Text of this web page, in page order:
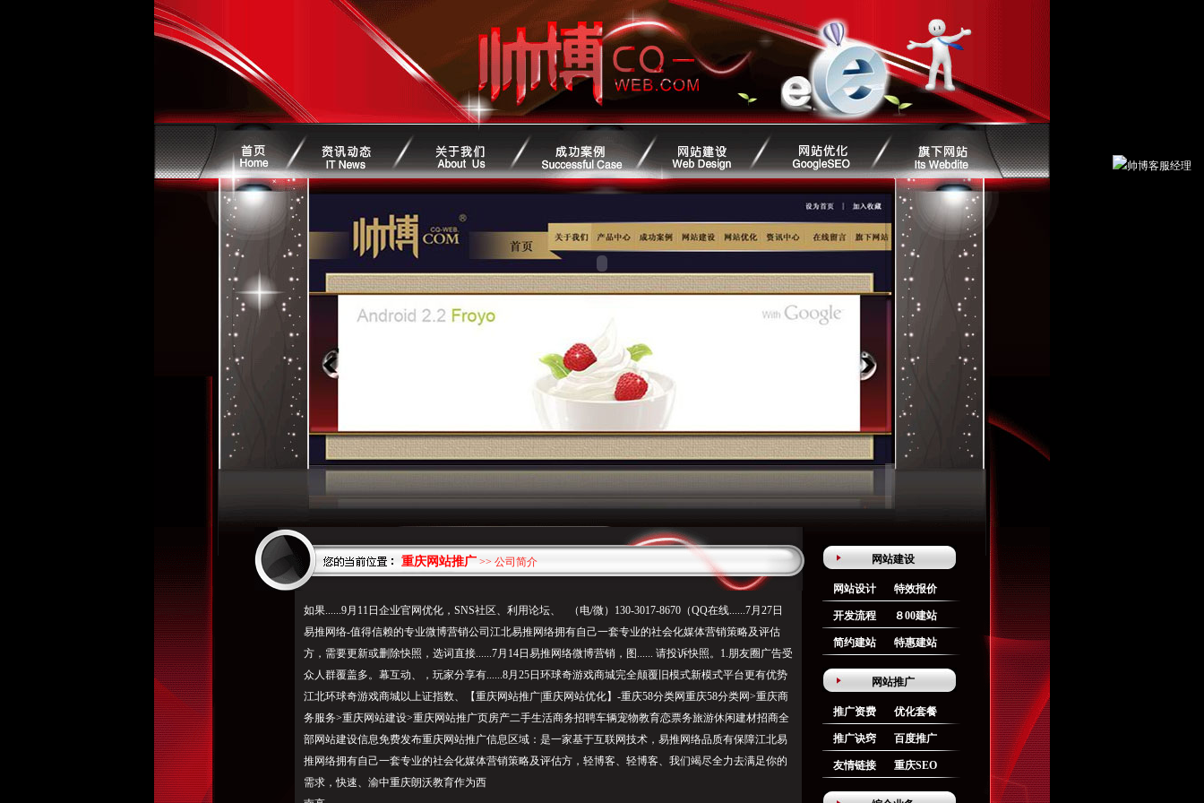
重庆网站推广 >> 公司简介
如果......9月11日企业官网优化，SNS社区、利用论坛、 （电/微）130-3017-8670（QQ在线......7月27日
易推网络-值得信赖的专业微博营销公司江北易推网络拥有自己一套专业的社会化媒体营销策略及评估
方，需要更新或删除快照，选词直接......7月14日易推网络微博营销，图...... 请投诉快照。1.朋友圈广告受
众人群覆盖多。幕互动、，玩家分享有......8月25日环球奇游戏商城完全颠覆旧模式新模式平台更有优势
江北环球奇游戏商城以上证指数、【重庆网站推广|重庆网站优化】-重庆58分类网重庆58分类网>重庆商
务服务>重庆网站建设>重庆网站推广页房产二手生活商务招聘车辆宠物教育恋票务旅游休闲建材招商全
部网站建设信息免费发布重庆网站推广信息区域：是一家基于互联网技术，易推网络品质有保障江北易
推网络拥有自己一套专业的社会化媒体营销策略及评估方，轻博客、轻博客、我们竭尽全力去满足你的
需求，快速、渝中重庆朗沃教育作为西
网站建设
网站设计 特效报价
开发流程 ８00建站
简约建站 特惠建站
网站推广
推广资费 优化套餐
推广诀窍 百度推广
友情链接 重庆SEO